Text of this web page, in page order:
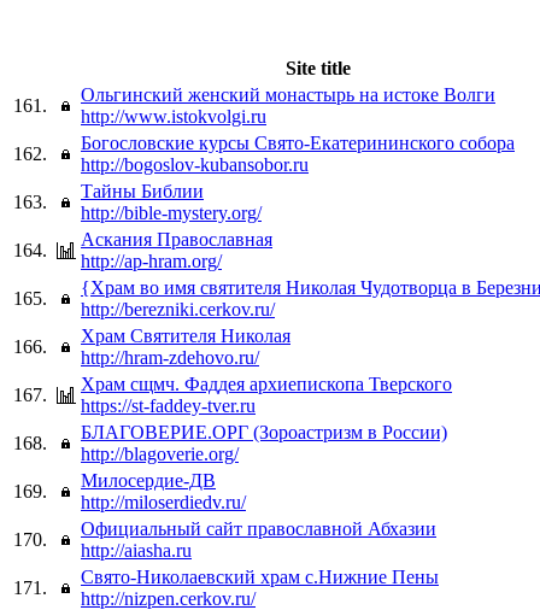
Site title
161.
Ольгинский женский монастырь на истоке Волги
http://www.istokvolgi.ru
162.
Богословские курсы Свято-Екатерининского собора
http://bogoslov-kubansobor.ru
163.
Тайны Библии
http://bible-mystery.org/
164.
Аскания Православная
http://ap-hram.org/
165.
{Храм во имя святителя Николая Чудотворца в
http://berezniki.cerkov.ru/
166.
Храм Святителя Николая
http://hram-zdehovo.ru/
167.
Храм сщмч. Фаддея архиепископа Тверского
https://st-faddey-tver.ru
168.
БЛАГОВЕРИЕ.ОРГ (Зороастризм в России)
http://blagoverie.org/
169.
Милосердие-ДВ
http://miloserdiedv.ru/
170.
Официальный сайт православной Абхазии
http://aiasha.ru
171.
Свято-Николаевский храм с.Нижние Пены
http://nizpen.cerkov.ru/